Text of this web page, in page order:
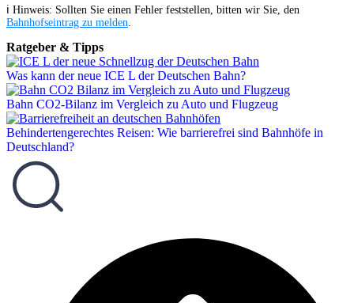
ℹ️ Hinweis: Sollten Sie einen Fehler feststellen, bitten wir Sie, den
Bahnhofseintrag zu melden
Ratgeber & Tipps
Was kann der neue ICE L der Deutschen Bahn?
Bahn CO2-Bilanz im Vergleich zu Auto und Flugzeug
Behindertengerechtes Reisen: Wie barrierefrei sind Bahnhöfe in
Deutschland?